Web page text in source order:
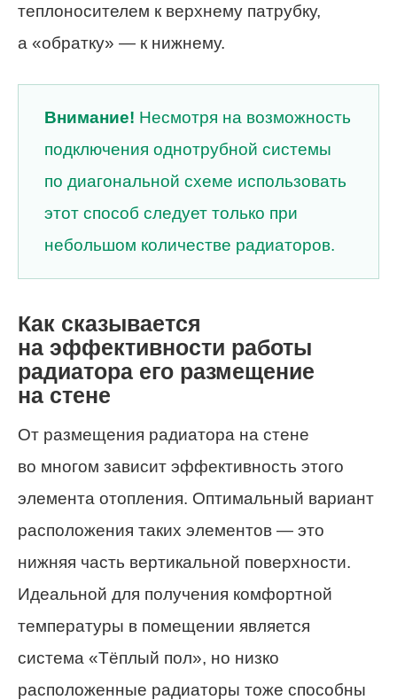
теплоносителем к верхнему патрубку,
а «обратку» — к нижнему.
Внимание! Несмотря на возможность
подключения однотрубной системы
по диагональной схеме использовать
этот способ следует только при
небольшом количестве радиаторов.
Как сказывается
на эффективности работы
радиатора его размещение
на стене
От размещения радиатора на стене
во многом зависит эффективность этого
элемента отопления. Оптимальный вариант
расположения таких элементов — это
нижняя часть вертикальной поверхности.
Идеальной для получения комфортной
температуры в помещении является
система «Тёплый пол», но низко
расположенные радиаторы тоже способны